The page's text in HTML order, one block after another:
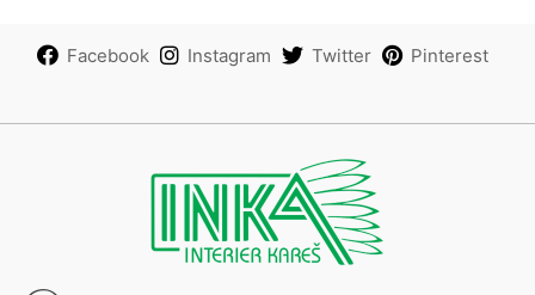
Facebook Instagram Twitter Pinterest